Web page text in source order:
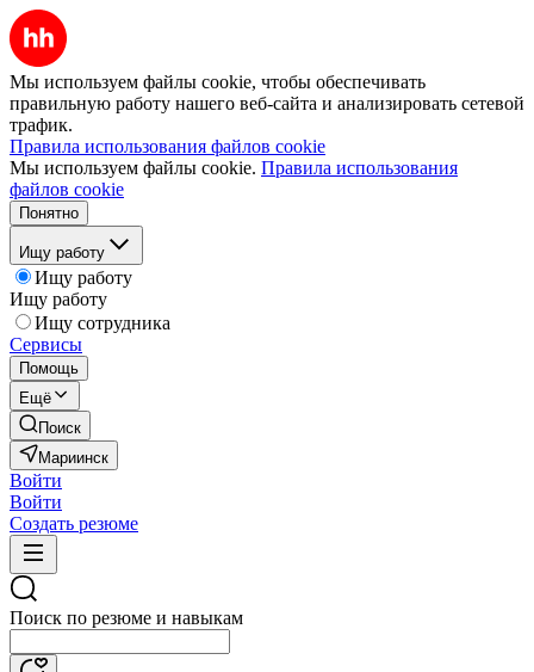
Мы используем файлы cookie, чтобы обеспечивать
правильную работу нашего веб-сайта и анализировать сетевой
трафик.
Правила использования файлов cookie
Мы используем файлы cookie. Правила использования
файлов cookie
Понятно
Ищу работу
Ищу работу
Ищу работу
Ищу сотрудника
Сервисы
Помощь
Ещё
Поиск
Мариинск
Войти
Войти
Создать резюме
Поиск по резюме и навыкам